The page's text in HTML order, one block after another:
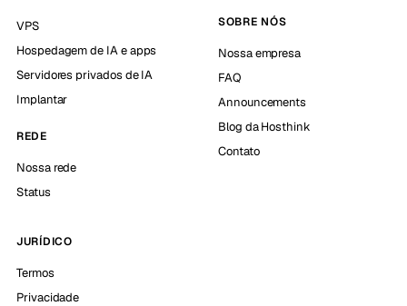
VPS
Hospedagem de IA e apps
Servidores privados de IA
Implantar
REDE
Nossa rede
Status
SOBRE NÓS
Nossa empresa
FAQ
Announcements
Blog da Hosthink
Contato
JURÍDICO
Termos
Privacidade